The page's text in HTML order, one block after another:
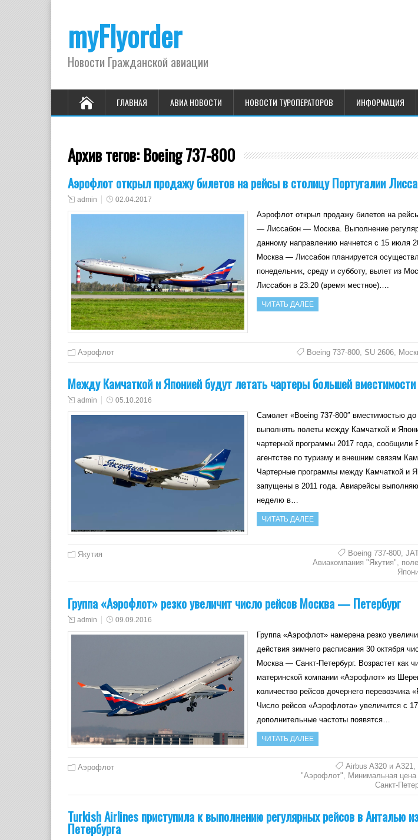
myFlyorder
Новости Гражданской авиации
ГЛАВНАЯ АВИА НОВОСТИ НОВОСТИ ТУРОПЕРАТОРОВ ИНФОРМАЦИЯ
Архив тегов: Boeing 737-800
Аэрофлот открыл продажу билетов на рейсы в столицу Португалии
admin 02.04.2017
Аэрофлот открыл продажу билетов на
— Лиссабон — Москва. Выполнение
данному направлению начнется с 15 июля
Москва — Лиссабон планируется
понедельник, среду и субботу, вылет из
Лиссабон в 23:20 (время местное)….
ЧИТАТЬ ДАЛЕЕ
Аэрофлот Boeing 737-800, SU 2606,
Между Камчаткой и Японией будут летать чартеры большей вместимости
admin 05.10.2016
Самолет «Boeing 737-800″ вместимостью
выполнять полеты между Камчаткой и
чартерной программы 2017 года, сообщили
агентстве по туризму и внешним связям
Чартерные программы между Камчаткой и
запущены в 2011 года. Авиарейсы
неделю в…
ЧИТАТЬ ДАЛЕЕ
Якутия Boeing 737-800,
Авиакомпания "Якутия",
Группа «Аэрофлот» резко увеличит число рейсов Москва — Петербург
admin 09.09.2016
Группа «Аэрофлот» намерена резко
действия зимнего расписания 30 октября
Москва — Санкт-Петербург. Возрастет как
материнской компании «Аэрофлот» из
количество рейсов дочернего перевозчика
Число рейсов «Аэрофлота» увеличится с
дополнительные частоты появятся…
ЧИТАТЬ ДАЛЕЕ
Аэрофлот Airbus A320 и А321
"Аэрофлот"
Минимальная цена
Санкт-
Turkish Airlines приступила к выполнению регулярных рейсов в Анталью
Петербурга